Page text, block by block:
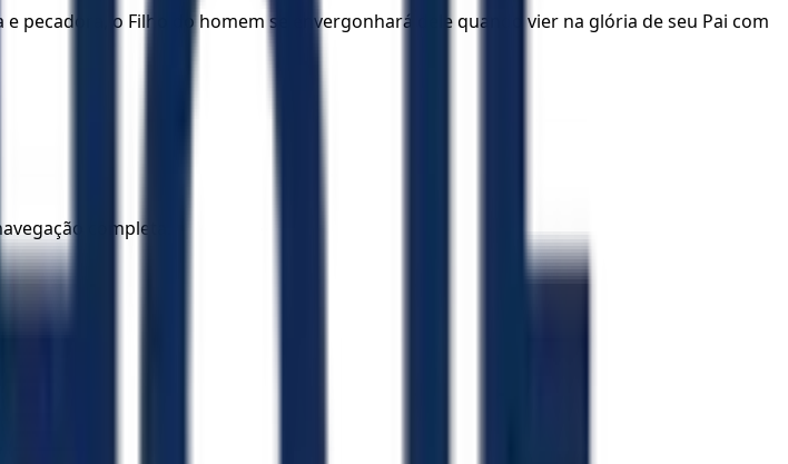
pecadora, o Filho do homem se envergonhará dele quando vier na glória de seu Pai com
completa.